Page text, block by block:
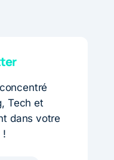
Tech et
dans votre
!